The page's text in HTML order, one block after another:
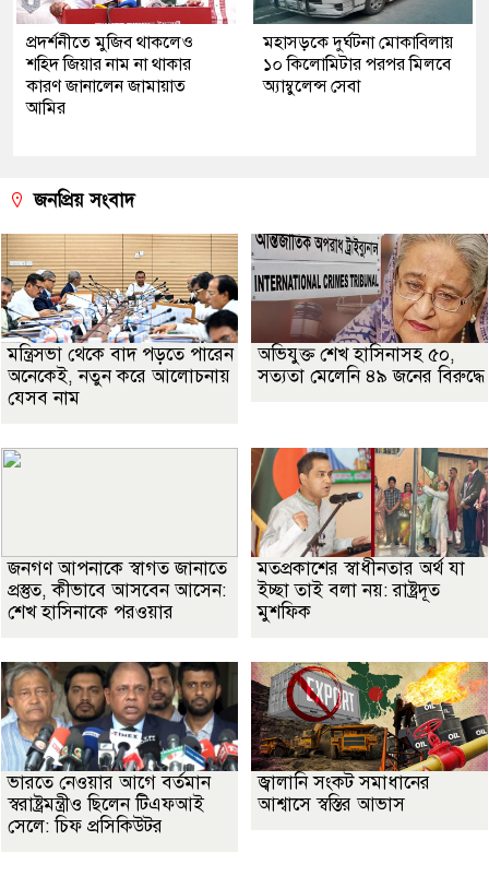
প্রদর্শনীতে মুজিব থাকলেও
শহিদ জিয়ার নাম না থাকার
কারণ জানালেন জামায়াত
আমির
মহাসড়কে দুর্ঘটনা মোকাবিলায়
১০ কিলোমিটার পরপর মিলবে
অ্যাম্বুলেন্স সেবা
জনপ্রিয় সংবাদ
মন্ত্রিসভা থেকে বাদ পড়তে পারেন
অনেকেই, নতুন করে আলোচনায়
যেসব নাম
অভিযুক্ত শেখ হাসিনাসহ ৫০,
সত্যতা মেলেনি ৪৯ জনের বিরুদ্ধে
জনগণ আপনাকে স্বাগত জানাতে
প্রস্তুত, কীভাবে আসবেন আসেন:
শেখ হাসিনাকে পরওয়ার
মতপ্রকাশের স্বাধীনতার অর্থ যা
ইচ্ছা তাই বলা নয়: রাষ্ট্রদূত
মুশফিক
ভারতে নেওয়ার আগে বর্তমান
স্বরাষ্ট্রমন্ত্রীও ছিলেন টিএফআই
সেলে: চিফ প্রসিকিউটর
জ্বালানি সংকট সমাধানের
আশ্বাসে স্বস্তির আভাস